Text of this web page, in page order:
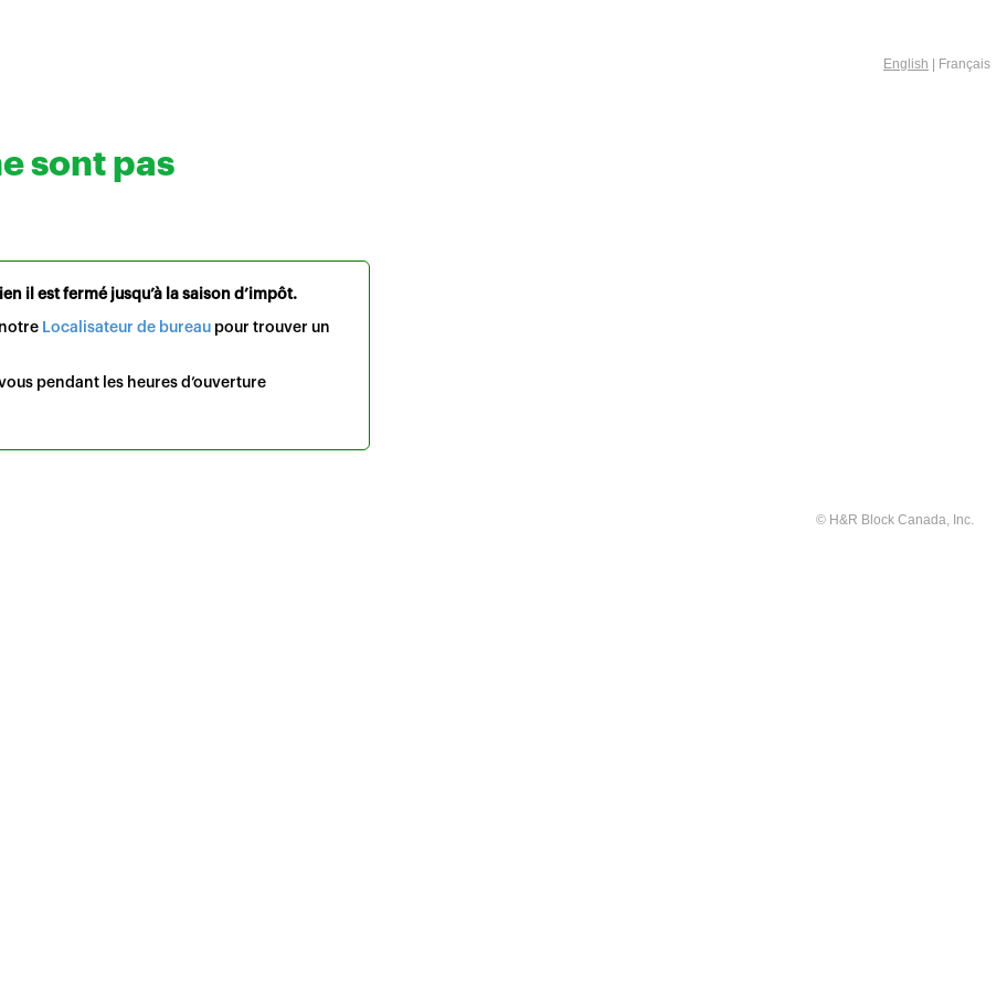
English | Français
sont pas
il est fermé jusqu’à la saison d’impôt.
Localisateur de bureau pour trouver un
pendant les heures d’ouverture
© H&R Block Canada, Inc.